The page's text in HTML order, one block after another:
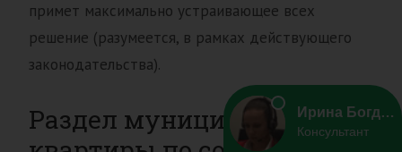
примет максимально устраивающее всех
решение (разумеется, в рамках действующего
законодательства).
Раздел муниципальной